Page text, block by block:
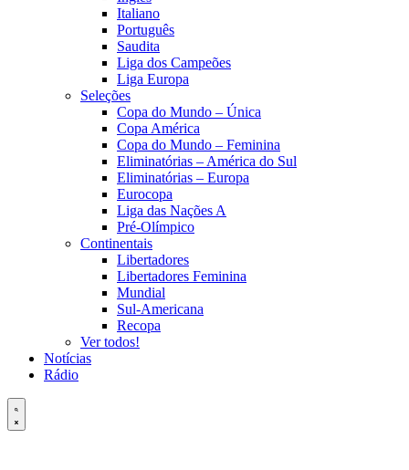
Italiano
Português
Saudita
Liga dos Campeões
Liga Europa
Seleções
Copa do Mundo – Única
Copa América
Copa do Mundo – Feminina
Eliminatórias – América do Sul
Eliminatórias – Europa
Eurocopa
Liga das Nações A
Pré-Olímpico
Continentais
Libertadores
Libertadores Feminina
Mundial
Sul-Americana
Recopa
Ver todos!
Notícias
Rádio